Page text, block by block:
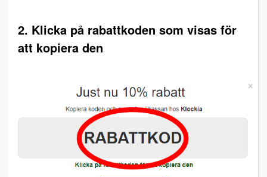
2. Klicka på rabattkoden som visas för
att kopiera den